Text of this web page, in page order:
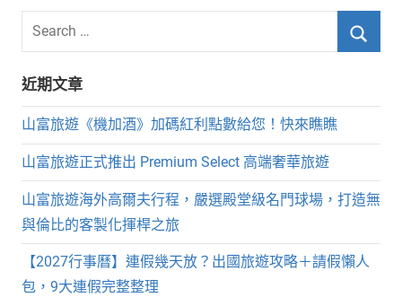
分
頁
Search
for:
近期文章
山富旅遊《機加酒》加碼紅利點數給您！快來瞧瞧
山富旅遊正式推出 Premium Select 高端奢華旅遊
山富旅遊海外高爾夫行程，嚴選殿堂級名門球場，打造無
與倫比的客製化揮桿之旅
【2027行事曆】連假幾天放？出國旅遊攻略＋請假懶人
包，9大連假完整整理